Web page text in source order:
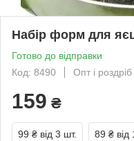
Набір форм для
Готово до відправки
Код: 8490
Опт і роздріб
159 ₴
99 ₴ від 3 шт. 89 ₴ від